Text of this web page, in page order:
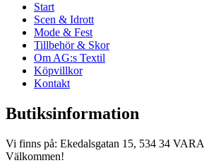
Start
Scen & Idrott
Mode & Fest
Tillbehör & Skor
Om AG:s Textil
Köpvillkor
Kontakt
Butiksinformation
Vi finns på: Ekedalsgatan 15, 534 34 VARA
Välkommen!